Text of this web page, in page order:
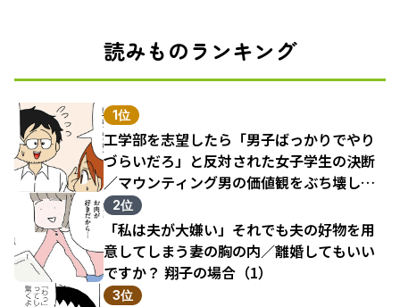
読みものランキング
1位
工学部を志望したら「男子ばっかりでやり
づらいだろ」と反対された女子学生の決断
／マウンティング男の価値観をぶち壊した
結果（1）
2位
「私は夫が大嫌い」それでも夫の好物を用
意してしまう妻の胸の内／離婚してもいい
ですか？ 翔子の場合（1）
3位